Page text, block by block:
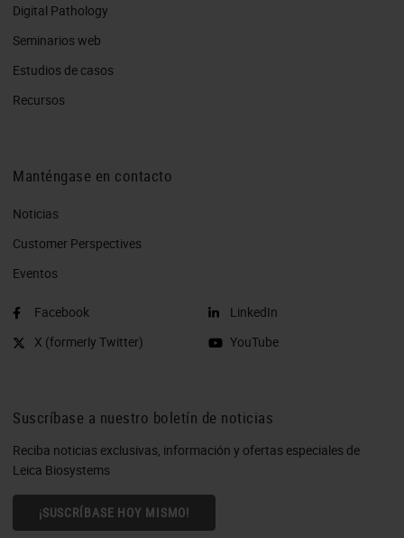
Digital Pathology
Seminarios web
Estudios de casos
Recursos
Manténgase en contacto
Noticias
Customer Perspectives​
Eventos
Facebook
X (formerly Twitter)
LinkedIn
YouTube
Suscríbase a nuestro boletín de noticias
Reciba noticias exclusivas, información y ofertas especiales de
Leica Biosystems
¡SUSCRÍBASE HOY MISMO!